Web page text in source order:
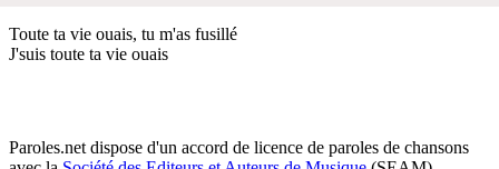
Toute ta vie ouais, tu m'as fusillé
J'suis toute ta vie ouais
Paroles.net dispose d'un accord de licence de paroles de chansons